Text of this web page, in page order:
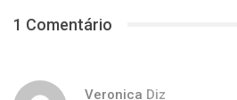
1 Comentário
Veronica Diz